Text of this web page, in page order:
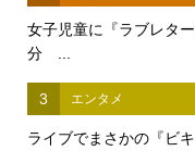
女子児童に『ラブレタ
分 ...
3 エンタメ
ライブでまさかの『ビ